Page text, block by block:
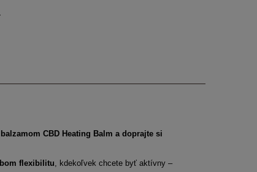
CBD Heating Balm a doprajte si
flexibilitu, kdekoľvek chcete byť aktívny –